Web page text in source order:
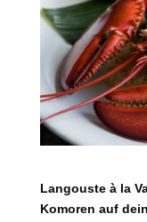
Langouste à la
Komoren auf